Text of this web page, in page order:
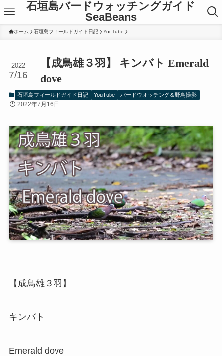
石垣島バードウォッチングガイド
SeaBeans
ホーム 石垣島フィールドガイド日記 YouTube
【成鳥雄３羽】 キンバト Emerald
dove
2022
7/16
石垣島フィールドガイド日記 YouTube バードウオッチング＆野鳥撮影
2022年7月16日
【成鳥雄３羽】
キンバト
Emerald dove